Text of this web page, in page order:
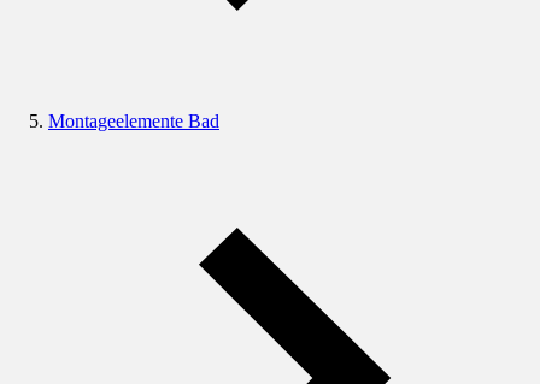
Montageelemente Bad